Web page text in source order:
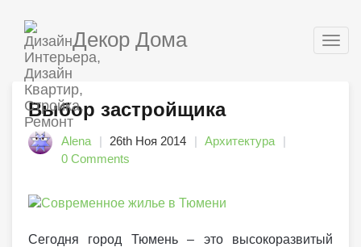
Декор Дома
Выбор застройщика
Alena 26th Ноя 2014
Архитектура
0 Comments
Сегодня город Тюмень – это высокоразвитый